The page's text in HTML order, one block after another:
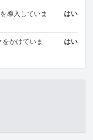
導入していま
はい
かけていま
はい